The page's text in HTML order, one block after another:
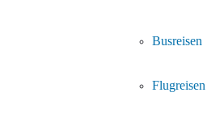
Busreisen
Flugreisen